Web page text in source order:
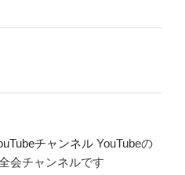
チャンネル YouTubeの
会チャンネルです